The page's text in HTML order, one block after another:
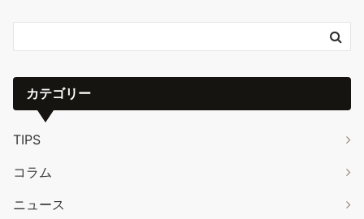
カテゴリー
TIPS
コラム
ニュース